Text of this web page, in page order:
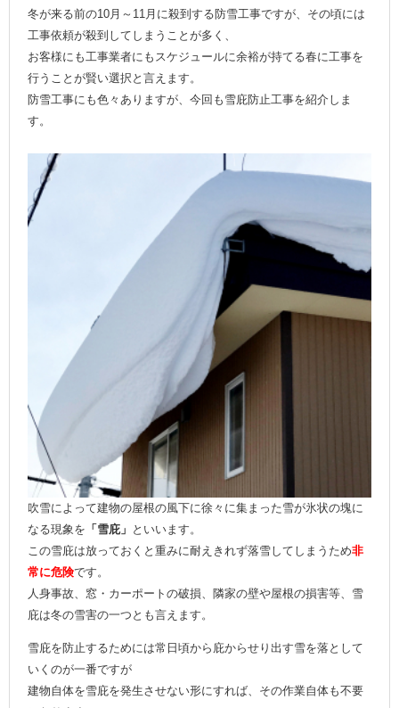
冬が来る前の10月～11月に殺到する防雪工事ですが、その頃には
工事依頼が殺到してしまうことが多く、
お客様にも工事業者にもスケジュールに余裕が持てる春に工事を
行うことが賢い選択と言えます。
防雪工事にも色々ありますが、今回も雪庇防止工事を紹介しま
す。
吹雪によって建物の屋根の風下に徐々に集まった雪が氷状の塊に
なる現象を 「雪庇」 といいます。
この雪庇は放っておくと重みに耐えきれず落雪してしまうため非
常に危険です。
人身事故、窓・カーポートの破損、隣家の壁や屋根の損害等、雪
庇は冬の雪害の一つとも言えます。
雪庇を防止するためには常日頃から庇からせり出す雪を落として
いくのが一番ですが
建物自体を雪庇を発生させない形にすれば、その作業自体も不要